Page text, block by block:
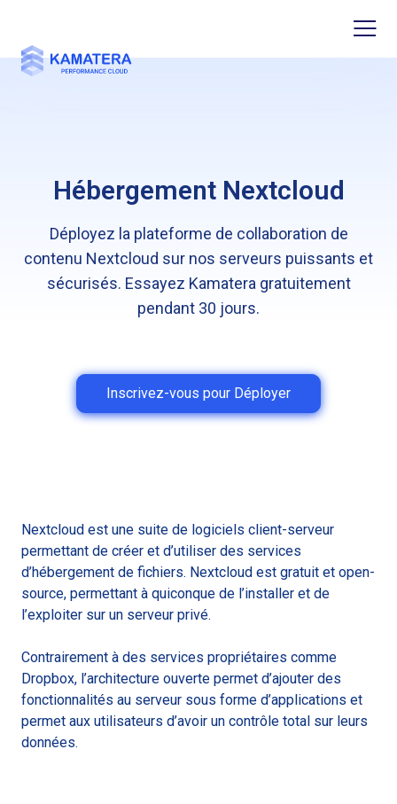
Hébergement Nextcloud
Déployez la plateforme de collaboration de
contenu Nextcloud sur nos serveurs puissants et
sécurisés. Essayez Kamatera gratuitement
pendant 30 jours.
Inscrivez-vous pour Déployer
Nextcloud est une suite de logiciels client-serveur
permettant de créer et d’utiliser des services
d’hébergement de fichiers. Nextcloud est gratuit et open-
source, permettant à quiconque de l’installer et de
l’exploiter sur un serveur privé.
Contrairement à des services propriétaires comme
Dropbox, l’architecture ouverte permet d’ajouter des
fonctionnalités au serveur sous forme d’applications et
permet aux utilisateurs d’avoir un contrôle total sur leurs
données.